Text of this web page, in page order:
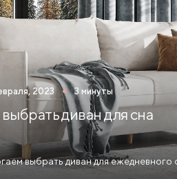
см Большие кровати
см Кровати 200х190 см
160х200 см (Евро размер)
с ящиками Кровати 160 х 200 с
2023 3 минуты
выбрать диван для сна
выбрать диван для ежедневного